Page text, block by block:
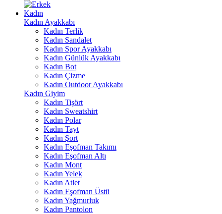
Kadın
Kadın Ayakkabı
Kadın Terlik
Kadın Sandalet
Kadın Spor Ayakkabı
Kadın Günlük Ayakkabı
Kadın Bot
Kadın Çizme
Kadın Outdoor Ayakkabı
Kadın Giyim
Kadın Tişört
Kadın Sweatshirt
Kadın Polar
Kadın Tayt
Kadın Şort
Kadın Eşofman Takımı
Kadın Eşofman Altı
Kadın Mont
Kadın Yelek
Kadın Atlet
Kadın Eşofman Üstü
Kadın Yağmurluk
Kadın Pantolon